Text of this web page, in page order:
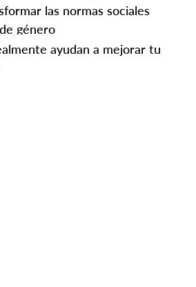
las normas sociales
género
ayudan a mejorar tu